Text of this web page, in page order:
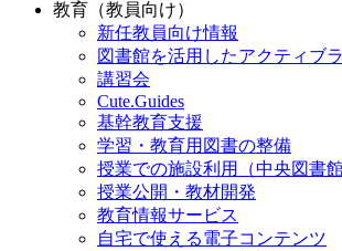
教育（教員向け）
新任教員向け情報
図書館を活用したアクティブ
講習会
Cute.Guides
基幹教育支援
学習・教育用図書の整備
授業での施設利用（中央図書館
授業公開・教材開発
教育情報サービス
自宅で使える電子コンテンツ